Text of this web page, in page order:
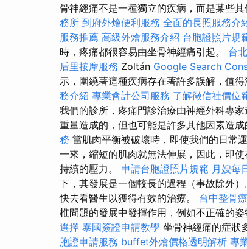
骨神經痛不是一種獨立的疾病，而是某些其
務所 到府外燴便利服務 全面的長照服務介
服務推薦 高級外燴服務介紹 台胞證照片規
時，疼痛都很容易由坐骨神經痛引起。 台
后里按摩服務 Zoltán Google Search
示，圍繞著這種疾病存在著許多誤解，值
務介紹 專業會計公司服務 了解徵信社價位
我們的診所，疼痛門診治療由神經外科專家
重量造成的，但也可能是許多其他因素造成
務 當肌肉平衡被破壞時，即使我們的日常
一來，縮短的肌肉就無法伸展，因此，即
持續的壓力。 申請台胞證照片規範 月嫂每
下，其發展是一個較長的過程（事故除外
快去看醫生以獲得有效的治療。 台中整骨
椎問題的發展中發揮作用，例如不正確的
選擇 泰國簽證申請教學 坐骨神經痛的症狀
胞證申請服務 buffet外燴價格透明解析 專